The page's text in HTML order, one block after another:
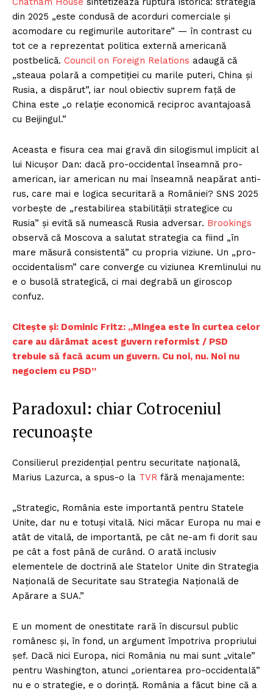
din 2025 „este condusă de acorduri comerciale și
acomodare cu regimurile autoritare” — în contrast cu
tot ce a reprezentat politica externă americană
postbelică. Council on Foreign Relations adaugă că
„steaua polară a competiției cu marile puteri, China și
Rusia, a dispărut”, iar noul obiectiv suprem față de
China este „o relație economică reciproc avantajoasă
cu Beijingul.”
Aceasta e fisura cea mai gravă din silogismul implicit al
lui Nicușor Dan: dacă pro-occidental înseamnă pro-
american, iar american nu mai înseamnă neapărat anti-
rus, care mai e logica securitară a României? SNS 2025
vorbește de „restabilirea stabilității strategice cu
Rusia” și evită să numească Rusia adversar. Brookings
observă că Moscova a salutat strategia ca fiind „în
mare măsură consistentă” cu propria viziune. Un „pro-
occidentalism” care converge cu viziunea Kremlinului nu
e o busolă strategică, ci mai degrabă un giroscop
confuz.
Citește și: Dominic Fritz: „Mingea este în curtea celor
care au dărâmat acest guvern reformist / PSD
trebuie să facă acum un guvern. Cu noi, nu. Noi nu
negociem cu PSD”
Paradoxul: chiar Cotroceniul
recunoaște
Consilierul prezidențial pentru securitate națională,
Marius Lazurca, a spus-o la TVR fără menajamente:
„Strategic, România este importantă pentru Statele
Unite, dar nu e totuși vitală. Nici măcar Europa nu mai e
atât de vitală, de importantă, pe cât ne-am fi dorit sau
pe cât a fost până de curând. O arată inclusiv
elementele de doctrină ale Statelor Unite din Strategia
Națională de Securitate sau Strategia Națională de
Apărare a SUA.”
E un moment de onestitate rară în discursul public
românesc și, în fond, un argument împotriva propriului
șef. Dacă nici Europa, nici România nu mai sunt „vitale”
pentru Washington, atunci „orientarea pro-occidentală”
nu e o strategie, e o dorință. România a făcut bine că a